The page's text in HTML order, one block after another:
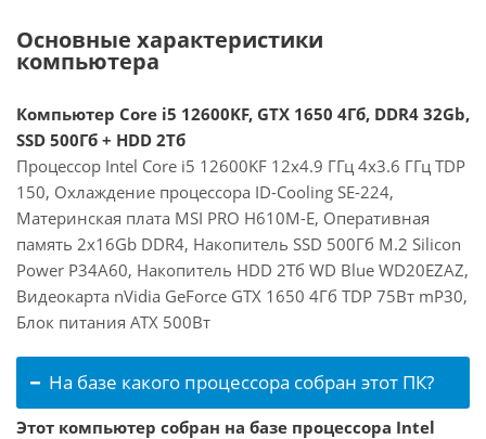
Основные характеристики
компьютера
Компьютер Core i5 12600KF, GTX 1650 4Гб, DDR4 32Gb,
SSD 500Гб + HDD 2Тб
Процессор Intel Core i5 12600KF 12x4.9 ГГц 4x3.6 ГГц TDP
150, Охлаждение процессора ID-Cooling SE-224,
Материнская плата MSI PRO H610M-E, Оперативная
память 2x16Gb DDR4, Накопитель SSD 500Гб M.2 Silicon
Power P34A60, Накопитель HDD 2Тб WD Blue WD20EZAZ,
Видеокарта nVidia GeForce GTX 1650 4Гб TDP 75Вт mP30,
Блок питания ATX 500Вт
На базе какого процессора собран этот ПК?
Этот компьютер собран на базе процессора Intel